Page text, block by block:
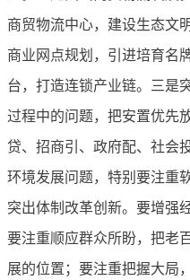
商贸物流中心，建设生态文
商业网点规划，引进培育名
台，打造连锁产业链。三是
过程中的问题，把安置优先
贷、招商引、政府配、社会
环境发展问题，特别要注重
突出体制改革创新。要增强
要注重顺应群众所盼，把老
展的位置；要注重把握大局